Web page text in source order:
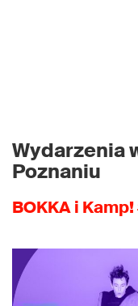
Wydarzenia
Poznaniu
BOKKA i